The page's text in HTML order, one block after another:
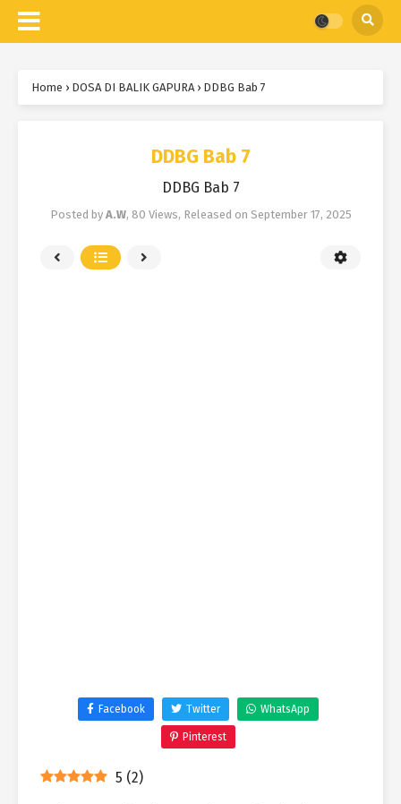
Home › DOSA DI BALIK GAPURA› DDBG Bab 7
DDBG Bab 7
DDBG Bab 7
Posted by A.W, 80 Views, Released on September 17, 2025
Facebook Twitter WhatsApp
Pinterest
5 (2)